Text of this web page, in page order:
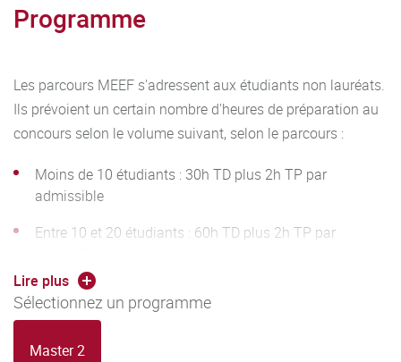
Programme
Les parcours MEEF s'adressent aux étudiants non lauréats.
Ils prévoient un certain nombre d'heures de préparation au
concours selon le volume suivant, selon le parcours :
Moins de 10 étudiants : 30h TD plus 2h TP par
admissible
Entre 10 et 20 étudiants : 60h TD plus 2h TP par
Plus de 20 étudiants : 100h TD plus 2h par admissible
Lire plus
Sélectionnez un programme
Master 2